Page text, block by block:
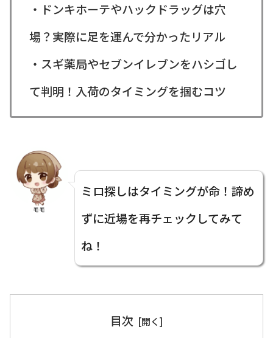
・ドンキホーテやハックドラッグは穴
場？実際に足を運んで分かったリアル
・スギ薬局やセブンイレブンをハシゴし
て判明！入荷のタイミングを掴むコツ
モモ
ミロ探しはタイミングが命！諦め
ずに近場を再チェックしてみて
ね！
目次